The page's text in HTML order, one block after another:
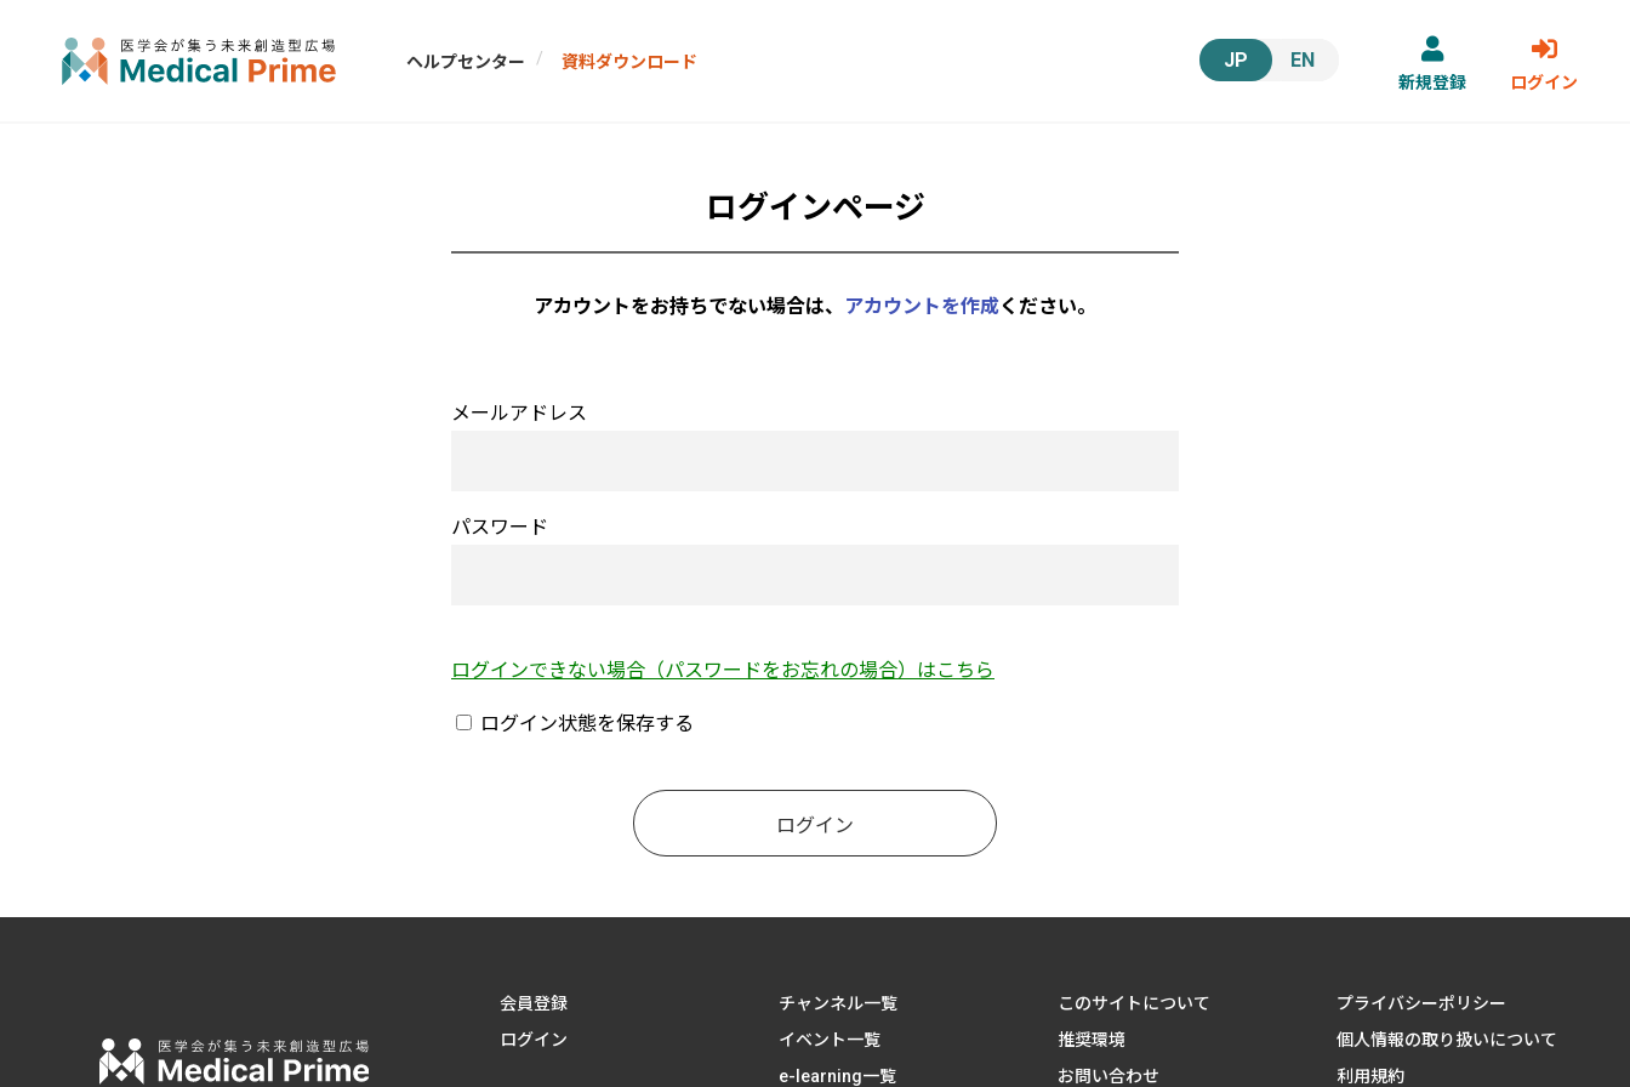
JP EN
ヘルプセンター
資料ダウンロード
新規登録
ログイン
ログインページ
アカウントをお持ちでない場合は、 アカウントを作成ください。
メールアドレス
パスワード
ログインできない場合（パスワードをお忘れの場合）はこちら
ログイン状態を保存する
会員登録
ログイン
チャンネル一覧
イベント一覧
e-learning一覧
このサイトについて
推奨環境
お問い合わせ
プライバシーポリシー
個人情報の取り扱いについて
利用規約